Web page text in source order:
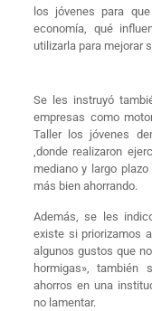
los jóvenes para
economía, qué
utilizarla para mejorar
Se les instruyó
empresas como
Taller los jóvenes
,donde realizaron
mediano y largo
más bien ahorrando.
Además, se les
existe si priorizamos
algunos gustos que
hormigas»,
ahorros en una
no lamentar.